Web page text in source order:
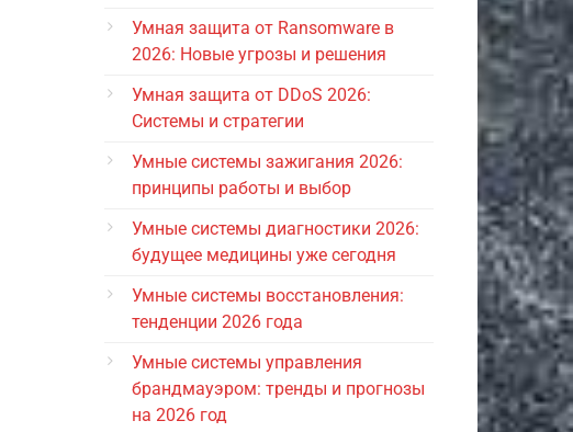
Умная защита от Ransomware в
2026: Новые угрозы и решения
Умная защита от DDoS 2026:
Системы и стратегии
Умные системы зажигания 2026:
принципы работы и выбор
Умные системы диагностики 2026:
будущее медицины уже сегодня
Умные системы восстановления:
тенденции 2026 года
Умные системы управления
брандмауэром: тренды и прогнозы
на 2026 год